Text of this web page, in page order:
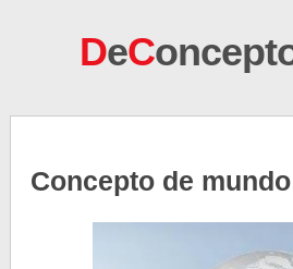
DeC
Concepto de mundo